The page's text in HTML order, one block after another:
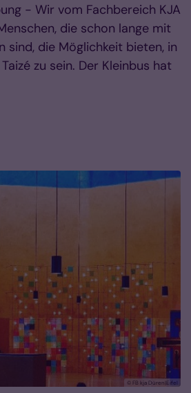
- Wir vom Fachbereich KJA
die schon lange mit
sind, die Möglichkeit bieten, in
zu sein. Der Kleinbus hat
© FB kja Düren|Eifel